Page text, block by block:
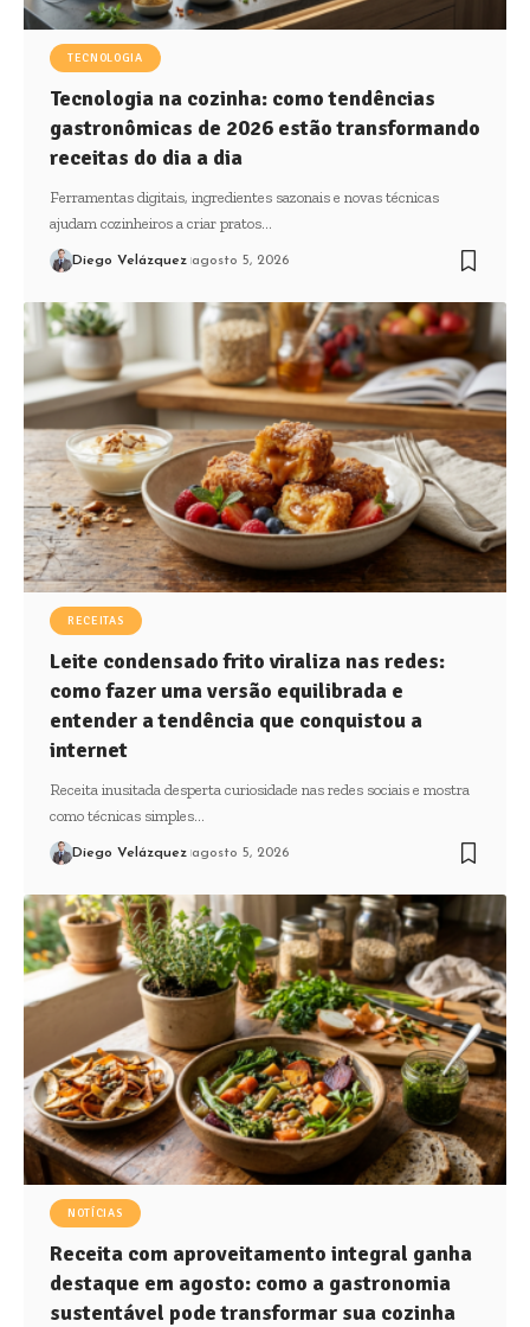
TECNOLOGIA
Tecnologia na cozinha: como tendências
gastronômicas de 2026 estão transformando
receitas do dia a dia
Ferramentas digitais, ingredientes sazonais e novas técnicas
ajudam cozinheiros a criar pratos…
Diego Velázquez agosto 5, 2026
RECEITAS
Leite condensado frito viraliza nas redes:
como fazer uma versão equilibrada e
entender a tendência que conquistou a
internet
Receita inusitada desperta curiosidade nas redes sociais e mostra
como técnicas simples…
Diego Velázquez agosto 5, 2026
NOTÍCIAS
Receita com aproveitamento integral ganha
destaque em agosto: como a gastronomia
sustentável pode transformar sua cozinha